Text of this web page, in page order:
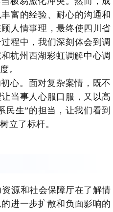
富的经验、耐心的沟通和
人情事理，最终使四川省
程中，我们深刻体会到调
杭州西湖彩虹调解中心调
。
心。面对复杂案情，既不
当事人心服口服，又以高
民生”的担当，让我们看到
立了标杆。
源和社会保障厅在了解情
进一步扩散和负面影响的